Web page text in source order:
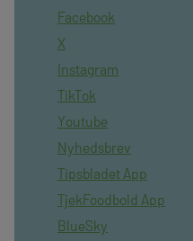
Facebook
X
Instagram
TikTok
Youtube
Nyhedsbrev
Tipsbladet App
TjekFoodbold App
BlueSky